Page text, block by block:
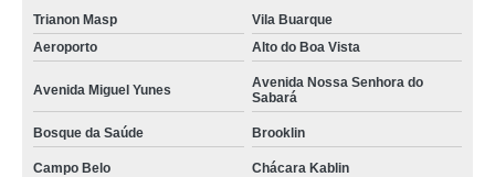
Trianon Masp
Vila Buarque
Aeroporto
Alto do Boa Vista
Avenida Miguel Yunes
Avenida Nossa Senhora do
Sabará
Bosque da Saúde Brooklin
Campo Belo Chácara Kablin